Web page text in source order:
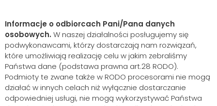
Informacje o odbiorcach Pani/Pana danych
osobowych. W naszej działalności posługujemy się
podwykonawcami, którzy dostarczają nam rozwiązań,
które umożliwiają realizację celu w jakim zebraliśmy
Państwa dane (podstawa prawna art.28 RODO).
Podmioty te zwane także w RODO procesorami nie mogą
działać w innych celach niż wyłącznie dostarczanie
odpowiedniej usługi, nie mogą wykorzystywać Państwa